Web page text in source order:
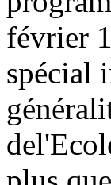
février
spécial